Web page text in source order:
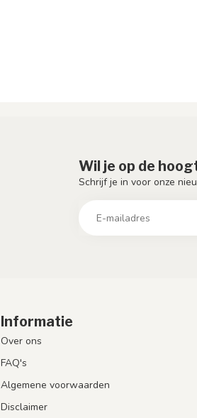
Wil je op de
Schrijf je in voor onze
Informatie
Over ons
FAQ's
Algemene voorwaarden
Disclaimer